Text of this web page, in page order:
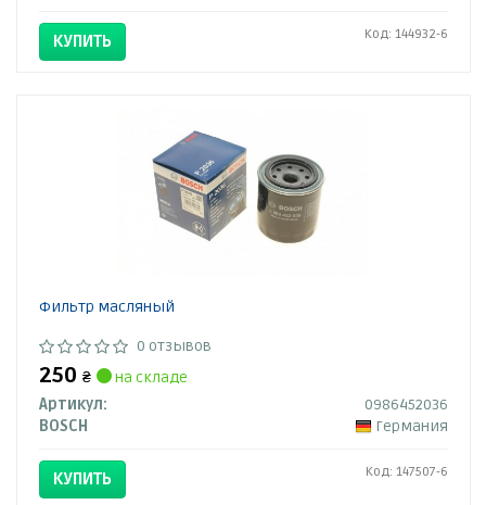
КУПИТЬ Код: 144932-6
Фильтр масляный
0 отзывов
250 ₴
на складе
Артикул:
0986452036
BOSCH
Германия
КУПИТЬ Код: 147507-6